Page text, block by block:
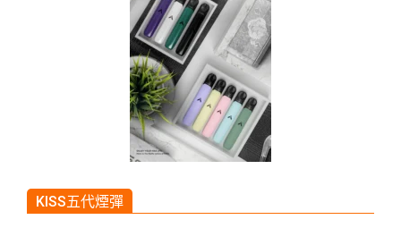
KISS五代煙彈